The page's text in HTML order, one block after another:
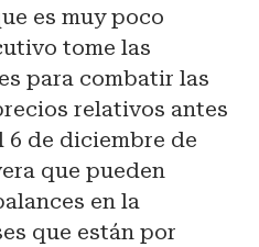
es muy poco
tome las
para combatir las
relativos antes
6 de diciembre de
que pueden
en la
que están por